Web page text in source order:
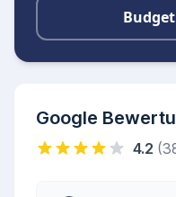
Google
4.2